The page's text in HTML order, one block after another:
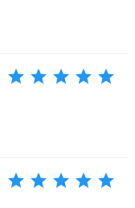
star star star star star
star star star star star